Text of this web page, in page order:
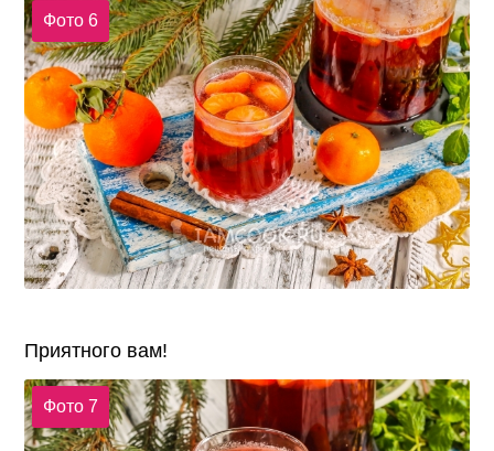
Фото 6
Приятного вам!
Фото 7